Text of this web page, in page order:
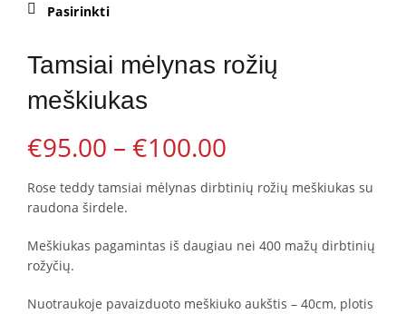
PasirinktiThis
multiple
variants.
options
may
chosen
on
product
page
Tamsiai mėlynas rožių
meškiukas
€95.00 – €100.00
Rose teddy tamsiai mėlynas dirbtinių rožių meškiukas su
raudona širdele.
Meškiukas pagamintas iš daugiau nei 400 mažų dirbtinių
rožyčių.
Nuotraukoje pavaizduoto meškiuko aukštis – 40cm, plotis